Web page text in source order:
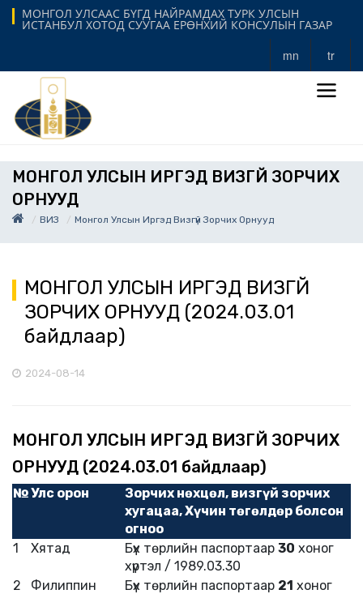
МОНГОЛ УЛСААС БҮГД НАЙРАМДАХ ТУРК УЛСЫН
ИСТАНБУЛ ХОТОД СУУГАА ЕРӨНХИЙ КОНСУЛЫН ГАЗАР
mn tr
МОНГОЛ УЛСЫН ИРГЭД ВИЗГҮЙ ЗОРЧИХ
ОРНУУД
ВИЗ Монгол Улсын Иргэд Визгүй Зорчих Орнууд
МОНГОЛ УЛСЫН ИРГЭД ВИЗГҮЙ
ЗОРЧИХ ОРНУУД (2024.03.01
байдлаар)
2024-08-14
МОНГОЛ УЛСЫН ИРГЭД ВИЗГҮЙ ЗОРЧИХ
ОРНУУД (2024.03.01 байдлаар)
№Улс орон
Зорчих нөхцөл, визгүй зорчих
хугацаа, Хүчин төгөлдөр болсон
огноо
1
Хятад Бүх төрлийн паспортаар 30 хоног
хүртэл / 1989.03.30
2
Филиппин Бүх төрлийн паспортаар 21 хоног